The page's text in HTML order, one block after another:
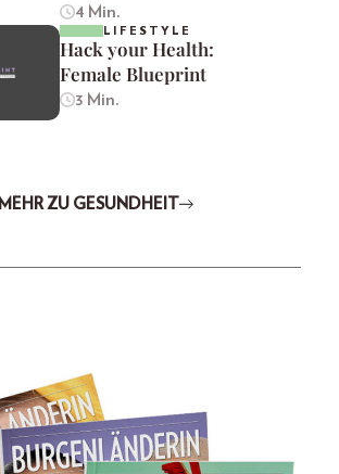
4 Min.
LIFESTYLE
Hack your Health:
Female Blueprint
3 Min.
MEHR ZU GESUNDHEIT